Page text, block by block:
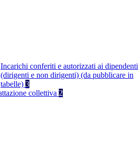
Incarichi conferiti e autorizzati ai dipendenti
(dirigenti e non dirigenti) (da pubblicare in
tabelle) 3
collettiva 2